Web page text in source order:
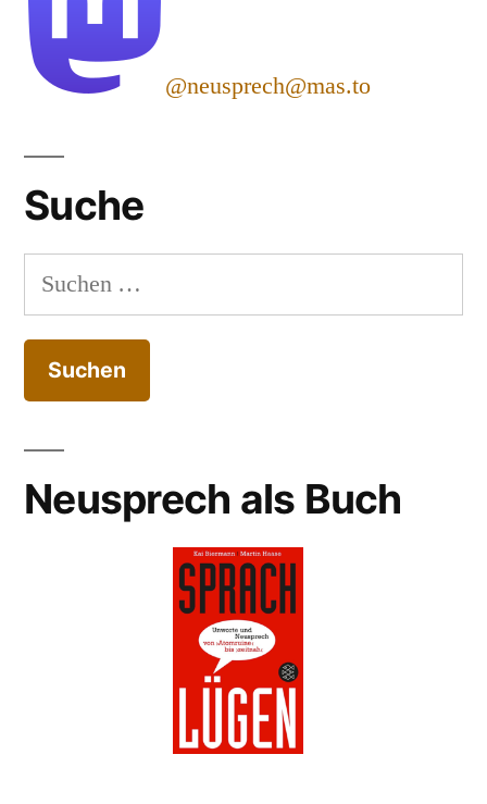
@neusprech@mas.to
Suche
Suchen
nach:
Neusprech als Buch